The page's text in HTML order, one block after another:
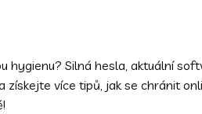
hygienu? Silná hesla, aktuální
získejte více tipů, jak se chránit